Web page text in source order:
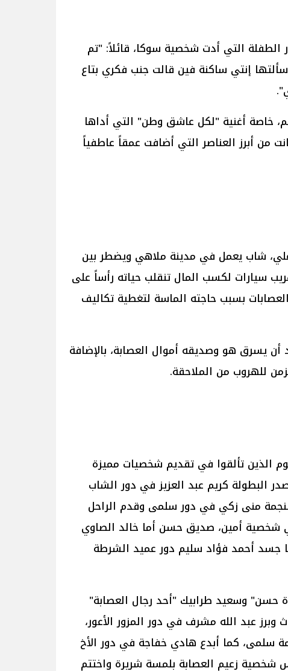
الطفلة التي أدت شخصية سوكا، قائلاً: "تم
وأول ما سألتها إنتي ساكنة فين قالت جنب فكري بتاع
خاصة أغنية "لكل عاشق وطن" التي أداها
من أبرز العناصر التي أضافت عمقاً عاطفياً
شاب يعمل في مدينة ملاهي ويضطر بين
سيارات لكسب المال تنقلب حياته رأساً على
بسبب حاجته الماسة لتغطية تكاليف
يسرق هو وصديقه أموال العصابة، بالإضافة
للهروب من الملاحقة.
الذين تألقوا في تقديم شخصيات مميزة
البطولة كريم عبد العزيز في دور الشاب
منى زكي في دور سلمى وقدم الراحل
شخصية أمين، صديق حسن أما خالد الصاوي
جسد أحمد فؤاد سليم دور عميد الشرطة
وسعيد طرابيك "أحد رجال العصابة"
وبرز عبد الله مشرف في دور المزور الأعور،
عمة سلمى، كما أبدع هادي خفاجة في دور الأخ
شخصية زعيم العصابة بلمسة شريرة واختتم